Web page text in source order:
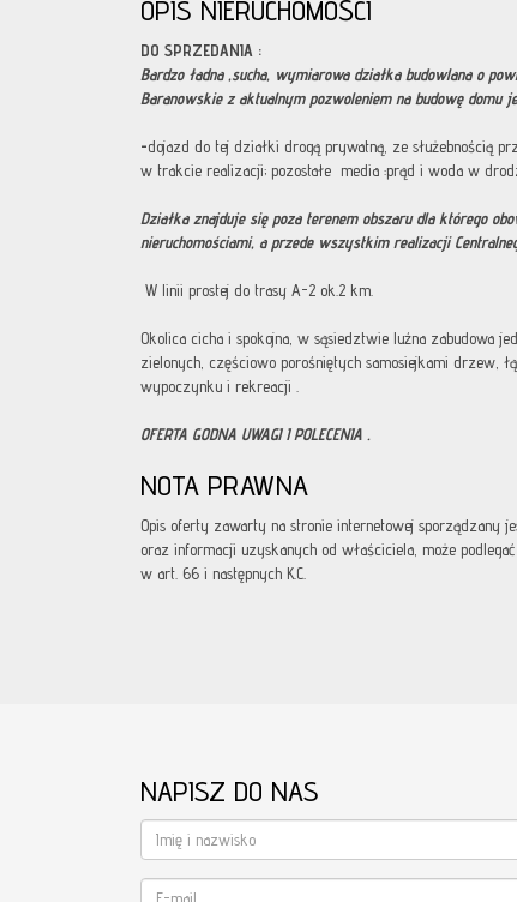
OPIS NIERUCHOMOŚCI
DO SPRZEDANIA :
Bardzo ładna ,sucha, wymiarowa działka budowlana o
Baranowskie z aktualnym pozwoleniem na budowę domu
-dojazd do tej działki drogą prywatną, ze służebnością
w trakcie realizacji; pozostałe media :prąd i woda w
Działka znajduje się poza terenem obszaru dla którego
nieruchomościami, a przede wszystkim realizacji
W linii prostej do trasy A-2 ok.2 km.
Okolica cicha i spokojna, w sąsiedztwie luźna zabudowa
zielonych, częściowo porośniętych samosiejkami drzew,
wypoczynku i rekreacji .
OFERTA GODNA UWAGI I POLECENIA .
NOTA PRAWNA
Opis oferty zawarty na stronie internetowej sporządzany
oraz informacji uzyskanych od właściciela, może
w art. 66 i następnych K.C.
NAPISZ DO NAS